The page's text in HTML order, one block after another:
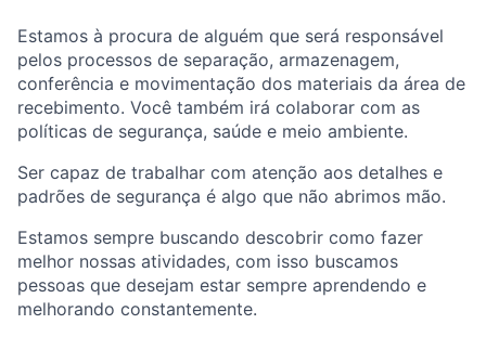
Estamos à procura de alguém que será responsável
pelos processos de separação, armazenagem,
conferência e movimentação dos materiais da área de
recebimento. Você também irá colaborar com as
políticas de segurança, saúde e meio ambiente.
Ser capaz de trabalhar com atenção aos detalhes e
padrões de segurança é algo que não abrimos mão.
Estamos sempre buscando descobrir como fazer
melhor nossas atividades, com isso buscamos
pessoas que desejam estar sempre aprendendo e
melhorando constantemente.